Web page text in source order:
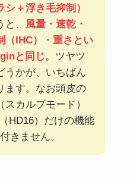
シ＋浮き毛抑制）
、 風量・速乾・
（IHC）・重さとい
と同じ。ツヤツ
うかが、いちばん
ます。なお頭皮の
カルプモード）
HD16）だけの機能
きません。